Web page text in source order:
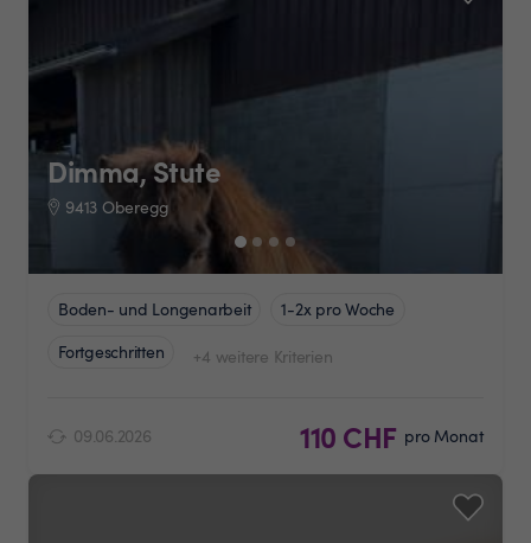
Dimma, Stute
9413 Oberegg
Boden- und Longenarbeit
1-2x pro Woche
Fortgeschritten
+4 weitere Kriterien
09.06.2026 110 CHF pro Monat